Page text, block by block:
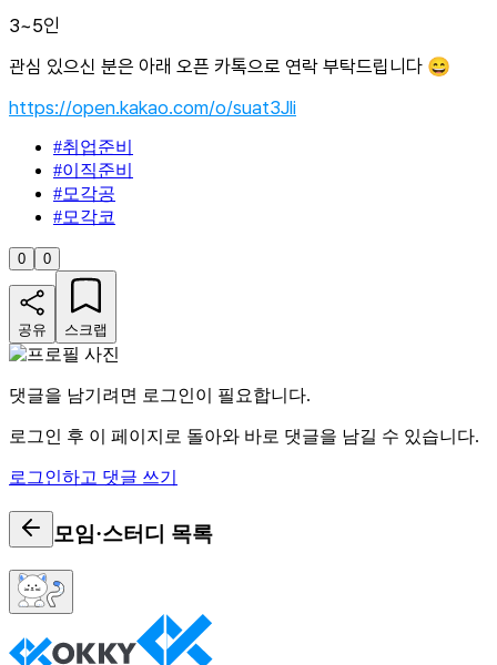
3~5인
관심 있으신 분은 아래 오픈 카톡으로 연락 부탁드립니다 😄
https://open.kakao.com/o/suat3Jli
#취업준비
#이직준비
#모각공
#모각코
0 0
공유 스크랩
댓글을 남기려면 로그인이 필요합니다.
로그인 후 이 페이지로 돌아와 바로 댓글을 남길 수 있습니다.
로그인하고 댓글 쓰기
모임·스터디 목록